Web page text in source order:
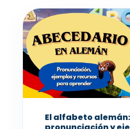
El alfabeto